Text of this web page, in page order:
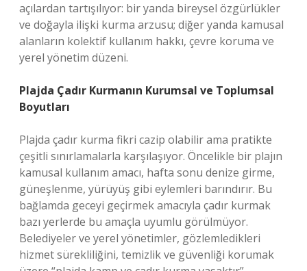
açılardan tartışılıyor: bir yanda bireysel özgürlükler
ve doğayla ilişki kurma arzusu; diğer yanda kamusal
alanların kolektif kullanım hakkı, çevre koruma ve
yerel yönetim düzeni.
Plajda Çadır Kurmanın Kurumsal ve Toplumsal
Boyutları
Plajda çadır kurma fikri cazip olabilir ama pratikte
çeşitli sınırlamalarla karşılaşıyor. Öncelikle bir plajın
kamusal kullanım amacı, hafta sonu denize girme,
güneşlenme, yürüyüş gibi eylemleri barındırır. Bu
bağlamda geceyi geçirmek amacıyla çadır kurmak
bazı yerlerde bu amaçla uyumlu görülmüyor.
Belediyeler ve yerel yönetimler, gözlemledikleri
hizmet sürekliliğini, temizlik ve güvenliği korumak